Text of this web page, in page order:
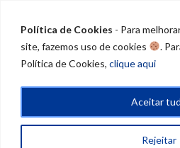
Política de Cookies - Para
site, fazemos uso de cookies
.
Política de Cookies, clique aqui
Rejeitar
Aceitar